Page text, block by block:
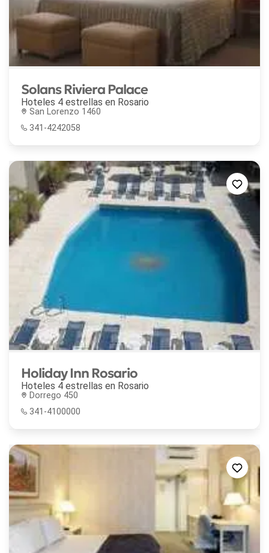
Solans Riviera Palace
Hoteles 4 estrellas en Rosario
San Lorenzo 1460
341-4242058
Holiday Inn Rosario
Hoteles 4 estrellas en Rosario
Dorrego 450
341-4100000